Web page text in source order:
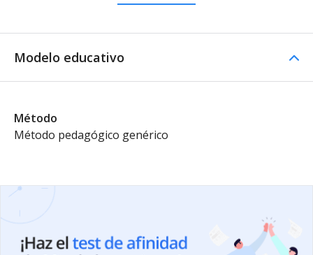
Modelo educativo
Método
Método pedagógico genérico